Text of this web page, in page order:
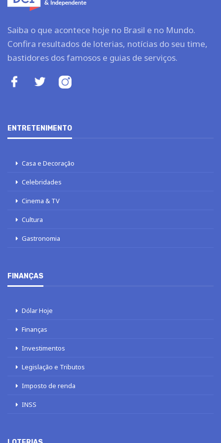
Saiba o que acontece hoje no Brasil e no Mundo.
Confira resultados de loterias, notícias do seu time,
bastidores dos famosos e guias de serviços.
ENTRETENIMENTO
Casa e Decoração
Celebridades
Cinema & TV
Cultura
Gastronomia
FINANÇAS
Dólar Hoje
Finanças
Investimentos
Legislação e Tributos
Imposto de renda
INSS